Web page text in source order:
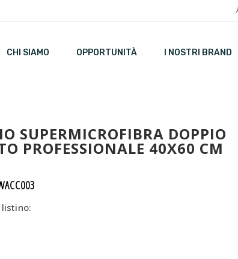
CHI SIAMO OPPORTUNITÀ I NOSTRI BRAND
SUPERMICROFIBRA DOPPIO
PROFESSIONALE 40X60 CM
listino: